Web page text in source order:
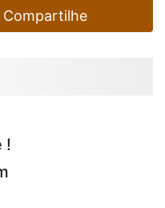
Compartilhe
!